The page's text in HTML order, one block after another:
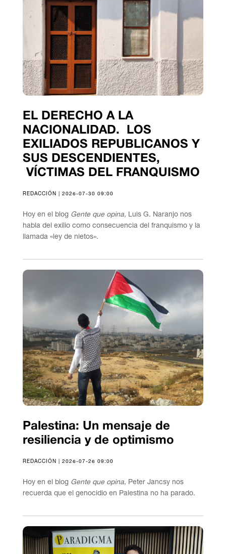
EL DERECHO A LA
NACIONALIDAD. LOS
EXILIADOS REPUBLICANOS Y
SUS DESCENDIENTES,
VÍCTIMAS DEL FRANQUISMO
REDACCIÓN | 2026-07-30 09:00
Hoy en el blog Gente que opina, Luis G. Naranjo nos
habla del exilio como consecuencia del franquismo y la
llamada «ley de nietos».
Palestina: Un mensaje de
resiliencia y de optimismo
REDACCIÓN | 2026-07-26 09:00
Hoy en el blog Gente que opina, Peter Jancsy nos
recuerda que el genocidio en Palestina no ha parado.